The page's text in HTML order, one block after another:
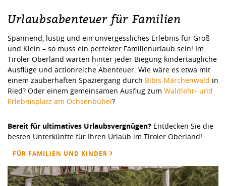
Urlaubsabenteuer für Familien
Spannend, lustig und ein unvergessliches Erlebnis für Groß
und Klein – so muss ein perfekter Familienurlaub sein! Im
Tiroler Oberland warten hinter jeder Biegung kindertaugliche
Ausflüge und actionreiche Abenteuer. Wie wäre es etwa mit
einem zauberhaften Spaziergang durch Bibis Märchenwald in
Ried? Oder einem gemeinsamen Ausflug zum Waldlehr- und
Erlebnisplatz am Ochsenbühel?
Bereit für ultimatives Urlaubsvergnügen? Entdecken Sie die
besten Unterkünfte für Ihren Urlaub im Tiroler Oberland!
FÜR FAMILIEN UND KINDER